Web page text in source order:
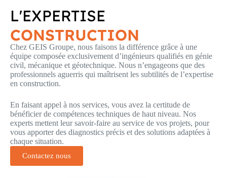
L'EXPERTISE
CONSTRUCTION
Chez GEIS Groupe, nous faisons la différence grâce à une
équipe composée exclusivement d’ingénieurs qualifiés en génie
civil, mécanique et géotechnique. Nous n’engageons que des
professionnels aguerris qui maîtrisent les subtilités de l’expertise
en construction.
En faisant appel à nos services, vous avez la certitude de
bénéficier de compétences techniques de haut niveau. Nos
experts mettent leur savoir-faire au service de vos projets, pour
vous apporter des diagnostics précis et des solutions adaptées à
chaque situation.
Contactez nous